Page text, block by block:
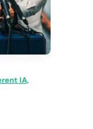
IA,